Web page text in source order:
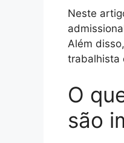
Neste
Além
trabalhista
O
são